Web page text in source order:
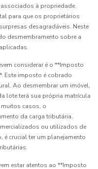
à propriedade.
para que os proprietários
desagradáveis. Neste
desmembramento sobre a
considerar é o **Imposto
Este imposto é cobrado
Ao desmembrar um imóvel,
lote terá sua própria matrícula
muitos casos, o
da carga tributária,
ou utilizados de
é crucial ter um planejamento
estar atentos ao **Imposto